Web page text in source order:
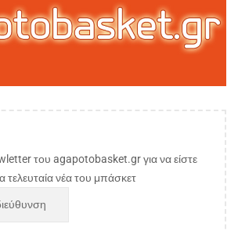
του agapotobasket.gr για να είστε
τελευταία νέα του μπάσκετ